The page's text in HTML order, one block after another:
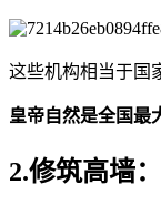
这些机构相当于国
皇帝自然是全国最
2.修筑高墙